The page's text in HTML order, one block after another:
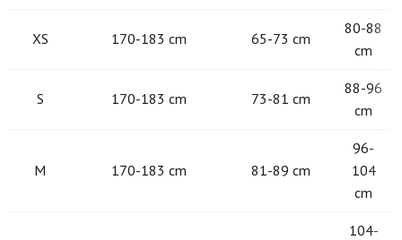
XS 170-183 cm 65-73 cm
80-88
cm
S 170-183 cm 73-81 cm
88-96
cm
M 170-183 cm 81-89 cm
96-
104
cm
104-